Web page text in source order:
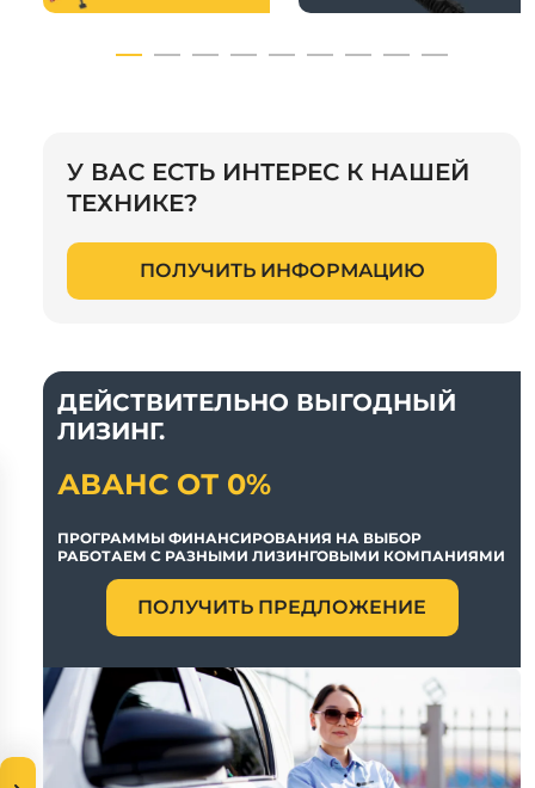
У ВАС ЕСТЬ ИНТЕРЕС К НАШЕЙ
ТЕХНИКЕ?
ПОЛУЧИТЬ ИНФОРМАЦИЮ
ДЕЙСТВИТЕЛЬНО ВЫГОДНЫЙ
ЛИЗИНГ.
АВАНС ОТ 0%
ПРОГРАММЫ ФИНАНСИРОВАНИЯ НА ВЫБОР
РАБОТАЕМ С РАЗНЫМИ ЛИЗИНГОВЫМИ КОМПАНИЯМИ
ПОЛУЧИТЬ ПРЕДЛОЖЕНИЕ